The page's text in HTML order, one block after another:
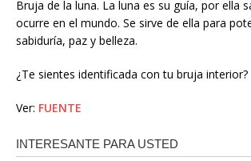
Bruja de la luna. La luna es su guía, por ella
ocurre en el mundo. Se sirve de ella para
sabiduría, paz y belleza.
¿Te sientes identificada con tu bruja interior?
Ver: FUENTE